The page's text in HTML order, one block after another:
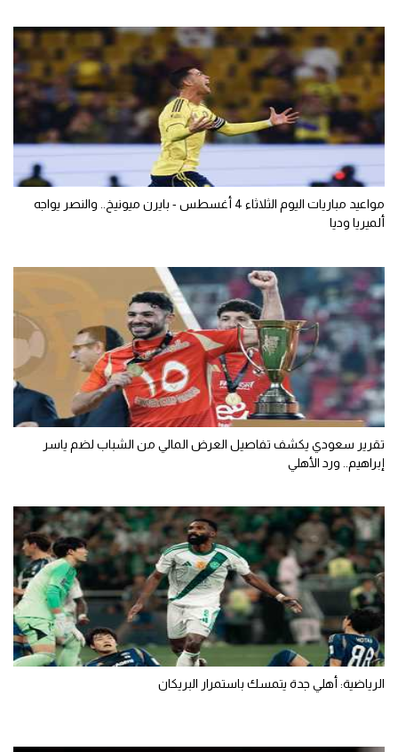
مواعيد مباريات اليوم الثلاثاء 4 أغسطس - بايرن ميونيخ.. والنصر يواجه
ألميريا وديا
تقرير سعودي يكشف تفاصيل العرض المالي من الشباب لضم ياسر
إبراهيم.. ورد الأهلي
الرياضية: أهلي جدة يتمسك باستمرار البريكان